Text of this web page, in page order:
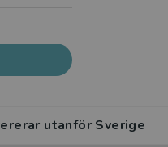
utanför Sverige